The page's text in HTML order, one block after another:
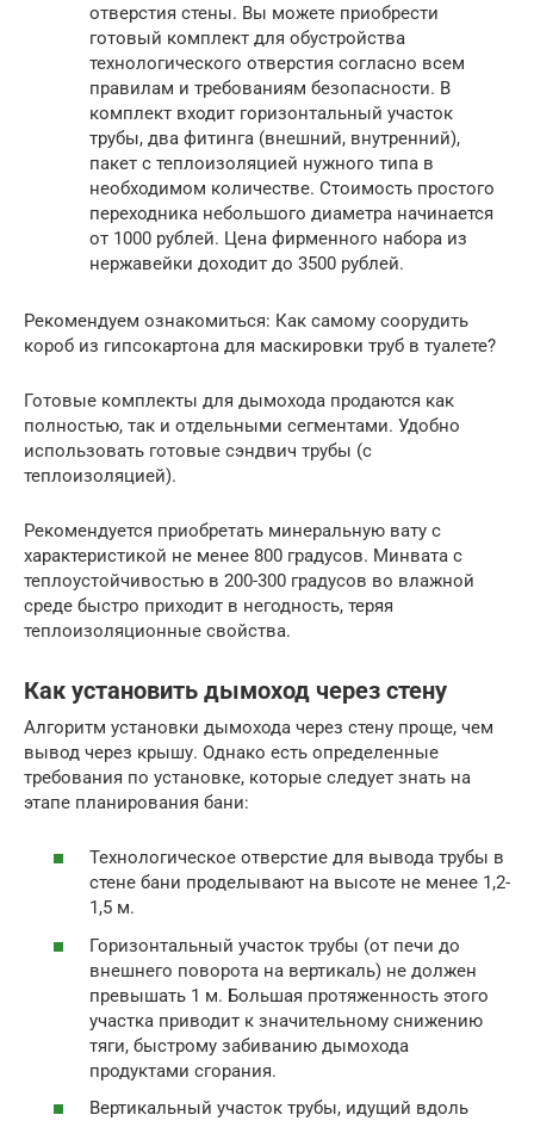
отверстия стены. Вы можете приобрести
готовый комплект для обустройства
технологического отверстия согласно всем
правилам и требованиям безопасности. В
комплект входит горизонтальный участок
трубы, два фитинга (внешний, внутренний),
пакет с теплоизоляцией нужного типа в
необходимом количестве. Стоимость простого
переходника небольшого диаметра начинается
от 1000 рублей. Цена фирменного набора из
нержавейки доходит до 3500 рублей.
Рекомендуем ознакомиться: Как самому соорудить
короб из гипсокартона для маскировки труб в туалете?
Готовые комплекты для дымохода продаются как
полностью, так и отдельными сегментами. Удобно
использовать готовые сэндвич трубы (с
теплоизоляцией).
Рекомендуется приобретать минеральную вату с
характеристикой не менее 800 градусов. Минвата с
теплоустойчивостью в 200-300 градусов во влажной
среде быстро приходит в негодность, теряя
теплоизоляционные свойства.
Как установить дымоход через стену
Алгоритм установки дымохода через стену проще, чем
вывод через крышу. Однако есть определенные
требования по установке, которые следует знать на
этапе планирования бани:
Технологическое отверстие для вывода трубы в
стене бани проделывают на высоте не менее 1,2-
1,5 м.
Горизонтальный участок трубы (от печи до
внешнего поворота на вертикаль) не должен
превышать 1 м. Большая протяженность этого
участка приводит к значительному снижению
тяги, быстрому забиванию дымохода
продуктами сгорания.
Вертикальный участок трубы, идущий вдоль